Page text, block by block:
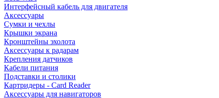
Интерфейсный кабель для двигателя
Аксессуары
Сумки и чехлы
Крышки экрана
Кронштейны эхолота
Аксессуары к радарам
Крепления датчиков
Кабели питания
Подставки и столики
Картридеры - Card Reader
Аксессуары для навигаторов